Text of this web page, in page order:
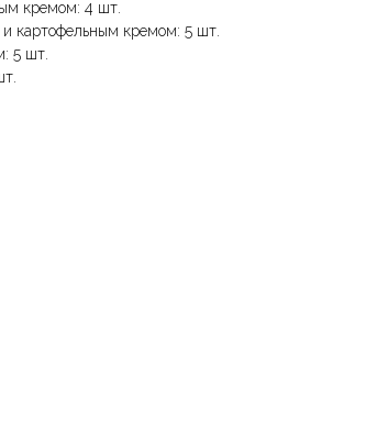
кремом: 4 шт.
и картофельным кремом: 5 шт.
5 шт.